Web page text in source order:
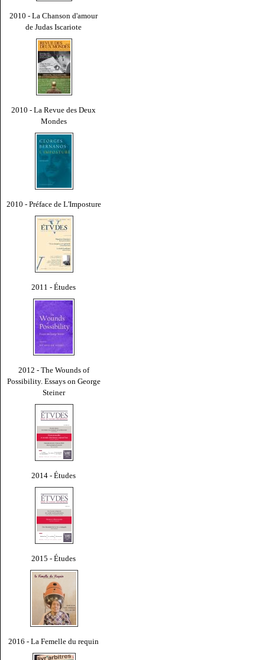
2010 - La Chanson d'amour
de Judas Iscariote
2010 - La Revue des Deux
Mondes
2010 - Préface de L'Imposture
2011 - Études
2012 - The Wounds of
Possibility. Essays on George
Steiner
2014 - Études
2015 - Études
2016 - La Femelle du requin